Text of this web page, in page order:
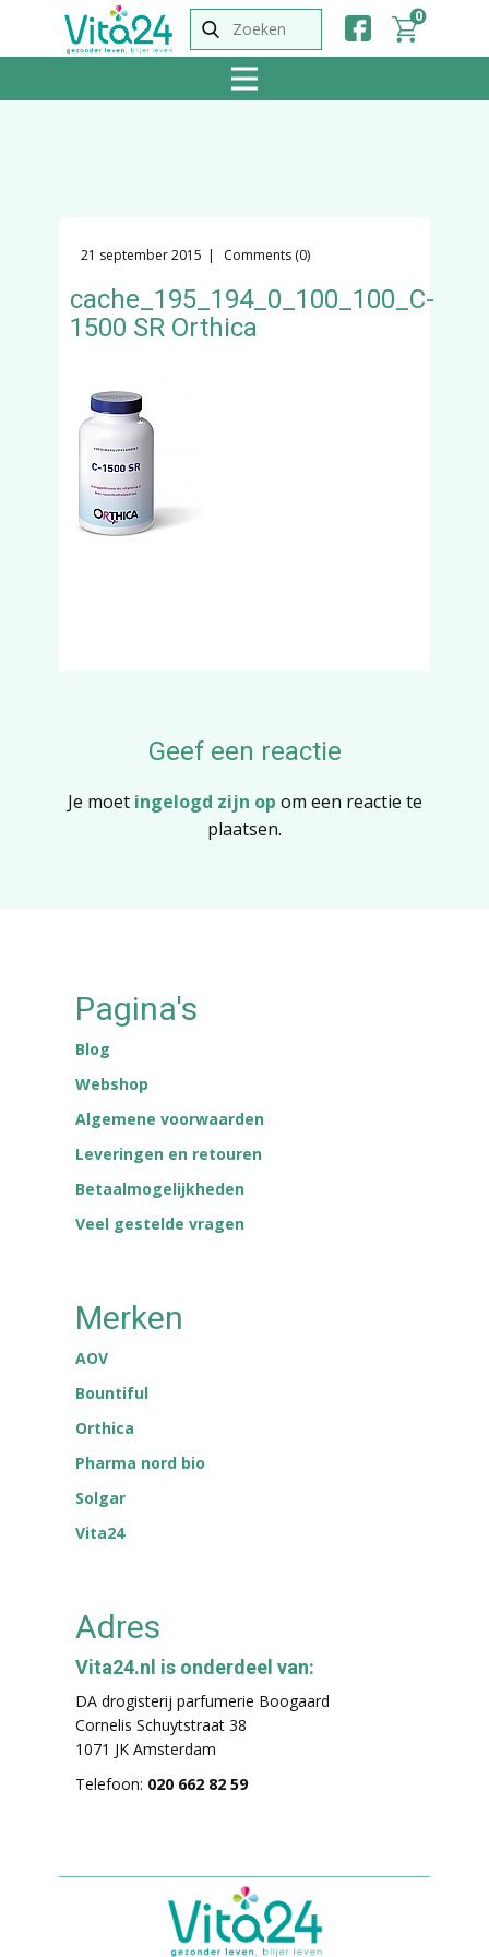
0
21 september 2015 Comments (0)
cache_195_194_0_100_100_C-
1500 SR Orthica
Geef een reactie
Je moet ingelogd zijn op om een reactie te
plaatsen.
Pagina's
Blog
Webshop
Algemene voorwaarden
Leveringen en retouren
Betaalmogelijkheden
Veel gestelde vragen
Merken
AOV
Bountiful
Orthica
Pharma nord bio
Solgar
Vita24
Adres
Vita24.nl is onderdeel van:
DA drogisterij parfumerie Boogaard
Cornelis Schuytstraat 38
1071 JK Amsterdam
Telefoon: 020 662 82 59